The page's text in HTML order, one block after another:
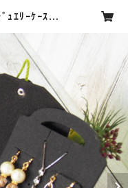
ｭｴﾘｰｹｰｽ] |